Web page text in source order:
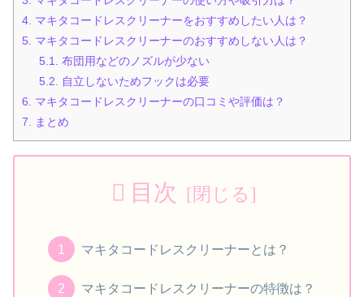
4. マキタコードレスクリーナーをおすすめしたい人は？
5.
マキタコードレスクリーナーのおすすめしない人は？
5.1.
布団用などのノズルが少ない
5.2.
自立しないためフックは必要
6.
マキタコードレスクリーナーの口コミや評価は？
7.
まとめ
目次
マキタコードレスクリーナーとは？
マキタコードレスクリーナーの特徴は？